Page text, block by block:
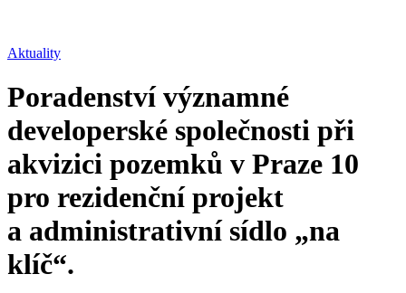
Aktuality
Poradenství významné
developerské společnosti při
akvizici pozemků v Praze 10
pro rezidenční projekt
a administrativní sídlo „na
klíč“.